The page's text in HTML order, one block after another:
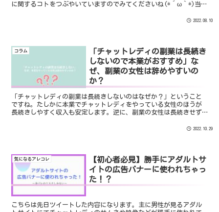
に関するコトをつぶやいていますのでみてくださいね(*´ω｀*)当社
2022.08.10
コラム
「チャットレディの副業は長続き
しないので本業がおすすめ」な
ぜ、副業の女性は辞めやすいの
か？
「チャットレディの副業は長続きしないのはなぜか？」ということ
ですね。たしかに本業でチャットレディをやっている女性のほうが
長続きしやすく収入も安定します。逆に、副業の女性は長続きせず
2022.10.29
気になるアレコレ
【初心者必見】勝手にアダルトサ
イトの広告バナーに使われちゃっ
た！？
こちらは先日ツイートした内容になります。主に男性が見るアダル